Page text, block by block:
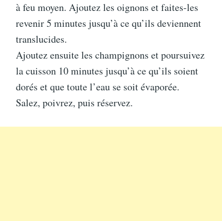
à feu moyen. Ajoutez les oignons et faites-les
revenir 5 minutes jusqu’à ce qu’ils deviennent
translucides.
Ajoutez ensuite les champignons et poursuivez
la cuisson 10 minutes jusqu’à ce qu’ils soient
dorés et que toute l’eau se soit évaporée.
Salez, poivrez, puis réservez.